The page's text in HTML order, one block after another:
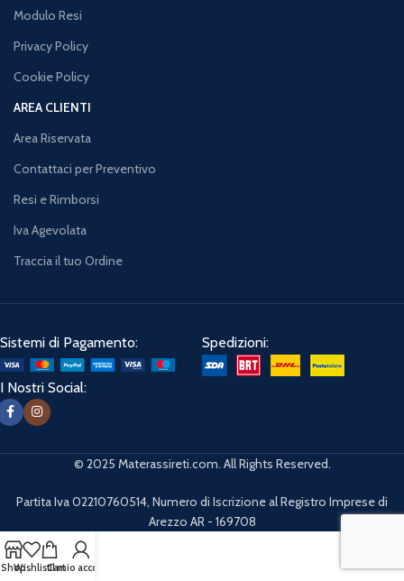
Modulo Resi
Privacy Policy
Cookie Policy
AREA CLIENTI
Area Riservata
Contattaci per Preventivo
Resi e Rimborsi
Iva Agevolata
Traccia il tuo Ordine
Sistemi di Pagamento: Spedizioni:
I Nostri Social:
© 2025 Materassireti.com. All Rights Reserved.
Partita Iva 02210760514, Numero di Iscrizione al Registro Imprese di
Arezzo AR - 169708
ShopWishlistCart
Il mio account